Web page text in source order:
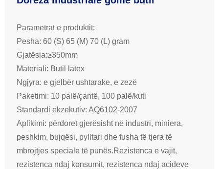
Parametrat e produktit:
Pesha: 60 (S) 65 (M) 70 (L) gram
Gjatësia:≥350mm
Materiali: Butil latex
Ngjyra: e gjelbër ushtarake, e zezë
Paketimi: 10 palë/çantë, 100 palë/kuti
Standardi ekzekutiv: AQ6102-2007
Aplikimi: përdoret gjerësisht në industri, miniera,
peshkim, bujqësi, pylltari dhe fusha të tjera të
mbrojtjes speciale të punës.Rezistenca e vajit,
rezistenca ndaj konsumit, rezistenca ndaj acideve